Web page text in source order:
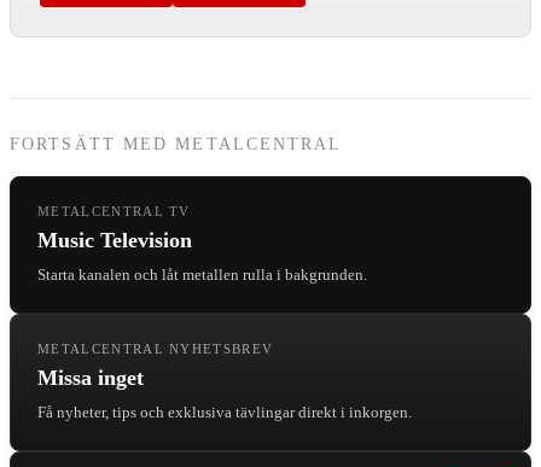
FORTSÄTT MED METALCENTRAL
METALCENTRAL TV
Music Television
Starta kanalen och låt metallen rulla i bakgrunden.
METALCENTRAL NYHETSBREV
Missa inget
Få nyheter, tips och exklusiva tävlingar direkt i inkorgen.